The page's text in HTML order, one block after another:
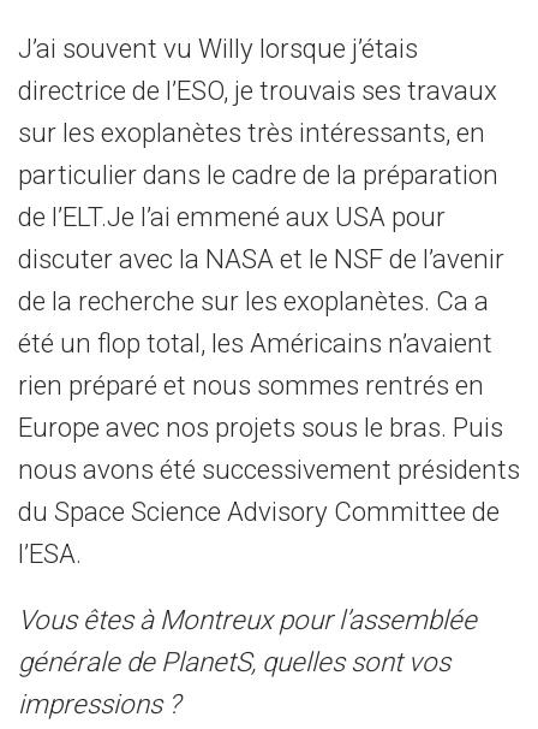
J’ai souvent vu Willy lorsque j’étais
directrice de l’ESO, je trouvais ses travaux
sur les exoplanètes très intéressants, en
particulier dans le cadre de la préparation
de l’ELT.Je l’ai emmené aux USA pour
discuter avec la NASA et le NSF de l’avenir
de la recherche sur les exoplanètes. Ca a
été un flop total, les Américains n’avaient
rien préparé et nous sommes rentrés en
Europe avec nos projets sous le bras. Puis
nous avons été successivement présidents
du Space Science Advisory Committee de
l’ESA.
Vous êtes à Montreux pour l’assemblée
générale de PlanetS, quelles sont vos
impressions ?